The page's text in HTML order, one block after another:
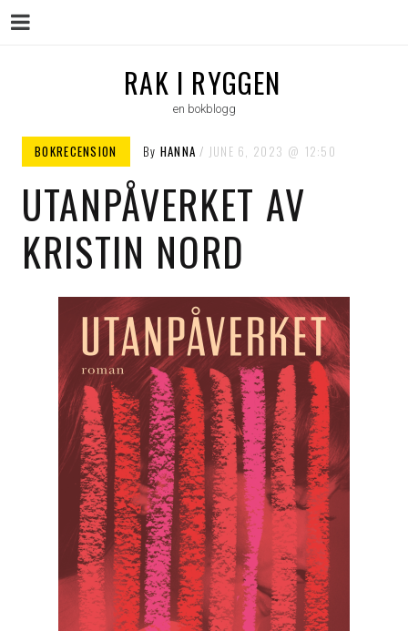
RAK I RYGGEN
en bokblogg
BOKRECENSION By HANNA JUNE 6, 2023 12:50
UTANPÅVERKET AV
KRISTIN NORD
Menu